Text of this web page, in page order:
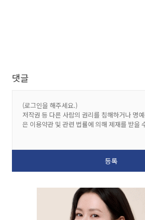
댓글